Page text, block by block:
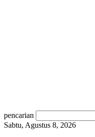
pencarian
Sabtu, Agustus 8, 2026